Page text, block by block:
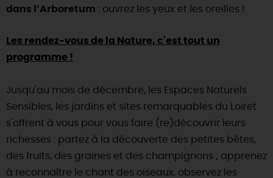
dans l’Arboretum : ouvrez les yeux et les oreilles !
Les rendez-vous de la Nature, c'est tout un
programme !
Jusqu'au mois de décembre, les Espaces Naturels
Sensibles, les jardins et sites remarquables du Loiret
s'offrent à vous pour vous faire (re)découvrir leurs
richesses : partez à la découverte des petites bêtes,
des fruits, des graines et des champignons ; apprenez
à reconnaître le chant des oiseaux, observez les